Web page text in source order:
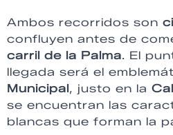
Ambos recorridos son
confluyen antes de
carril de la Palma. El
llegada será el
Municipal , justo en la
se encuentran las
blancas que forman la